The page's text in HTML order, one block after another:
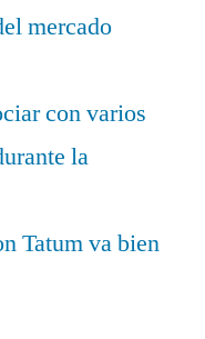
mercado
con varios
la
Tatum va bien